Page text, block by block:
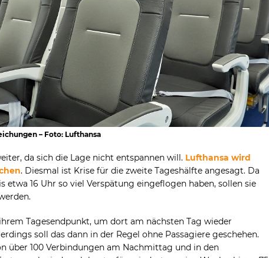
– Foto: Lufthansa
da sich die Lage nicht entspannen will. Lufthansa wird
. Diesmal ist Krise für die zweite Tageshälfte angesagt. Da
etwa 16 Uhr so viel Verspätung eingeflogen haben, sollen sie
Tagesendpunkt, um dort am nächsten Tag wieder
soll das dann in der Regel ohne Passagiere geschehen.
über 100 Verbindungen am Nachmittag und in den